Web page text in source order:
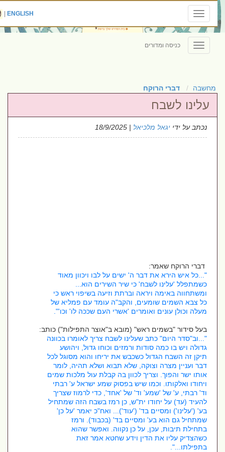
Toggle
navigation
ENGLISH
|
Toggle
navigation
כניסה ומדורים
מחשבה דברי הרוקח
עלינו לשבח
נכתב על ידייגאל מלכיאל| 18/9/2025
דברי הרוקח שאמר:
"...כל איש הירא את דבר ה' ישים על לבו ויכוון מאוד
כשמתפלל 'עלינו לשבח' כי שיר השירים הוא...
ומשתחווה באימה ויראה וברתת וזיעה בשיפוי ראש כי
כל צבא השמים שומעים, והקב"ה עומד עם פמליא של
מעלה וכולן עונים ואומרים 'אשרי העם שככה לו' וכו'".
בעל סידור "בשמים ראש" (מובא ב"אוצר התפילות") כותב:
"...וב"סדר היום" כתב שעלינו לשבח צריך לאומרו בכוונה
גדולה ויש בו כמה סודות ורמזים וכוחו גדול, ויהושע
תיקן זה השבח הגדול כשכבש את יריחו והוא מסוגל לכל
דבר ועניין מצרה וצוקה, שלא תבוא ושלא תהיה, לומר
אותו ישר והפוך. וצריך לכוון בה קבלת עול מלכות שמים
ויחודו ואלקותו. וכמו שיש בפסוק שמע ישראל ע' רבתי
וד' רבתי, ע' של 'שמע' וד' של 'אחד', כדי לרמוז שצריך
להעיד (עד) על יחודו ית"ש, כן רמז בשבח הזה שמתחיל
בע' ('עלינו') ומסיים בד' ('עוד')... ואח"כ יאמר 'על כן'
שמתחיל גם הוא בע' ומסיים בד' (בכבוד). ורמז
בתחילת תיבות, עכן, על כן נקווה. ואפשר שהוא
כשהצדיק עליו את הדין וידע שחטא אמר זאת
בתפילתו...".